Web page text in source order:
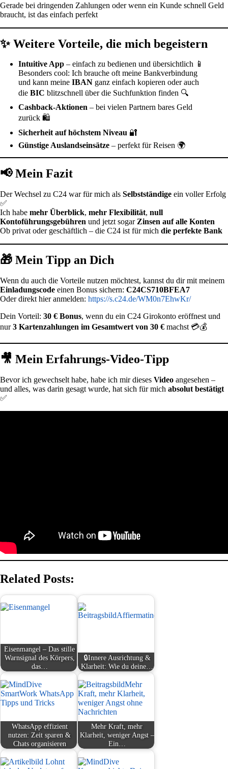
Gerade bei dringenden Zahlungen oder wenn ein Kunde schnell Geld
braucht, ist das einfach perfekt
✨ Weitere Vorteile, die mich begeistern
Intuitive App– einfach zu bedienen und übersichtlich 📱
Besonders cool: Ich brauche oft meine Bankverbindung
und kann meine IBANganz einfach kopieren oder auch
die BIC blitzschnell über die Suchfunktion finden 🔍
Cashback-Aktionen– bei vielen Partnern bares Geld
zurück 🛍️
Sicherheit auf höchstem Niveau 🔐
Günstige Auslandseinsätze– perfekt für Reisen 🌍
📢 Mein Fazit
Der Wechsel zu C24 war für mich als Selbstständige ein voller Erfolg
✅
Ich habe mehr Überblick, mehr Flexibilität, null
Kontoführungsgebühren und jetzt sogarZinsen auf alle Konten
Ob privat oder geschäftlich – die C24 ist für mich die perfekte Bank
🎁 Mein Tipp an Dich
Wenn du auch die Vorteile nutzen möchtest, kannst du dir mit meinem
Einladungscode einen Bonus sichern: C24CS710BFEA7
Oder direkt hier anmelden: https://s.c24.de/WM0n7EhwKr/
Dein Vorteil: 30 € Bonus, wenn du ein C24 Girokonto eröffnest und
nur3 Kartenzahlungen im Gesamtwert von 30 € machst 💳💰
🎥 Mein Erfahrungs-Video-Tipp
Bevor ich gewechselt habe, habe ich mir dieses Video angesehen –
und alles, was darin gesagt wurde, hat sich für mich absolut bestätigt
✅
Related Posts:
Eisenmangel – Das stille
Warnsignal des Körpers,
das…
🔒Innere Ausrichtung &
Klarheit: Wie du deine…
WhatsApp effizient
nutzen: Zeit sparen &
Chats organisieren
Mehr Kraft, mehr
Klarheit, weniger Angst –
Ein…